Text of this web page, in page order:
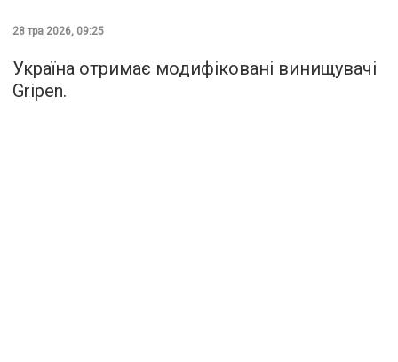
28 тра 2026, 09:25
Україна отримає модифіковані винищувачі
Gripen.